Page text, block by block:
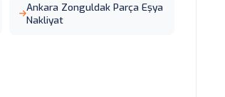
Ankara Zonguldak Parça Eşya
Nakliyat